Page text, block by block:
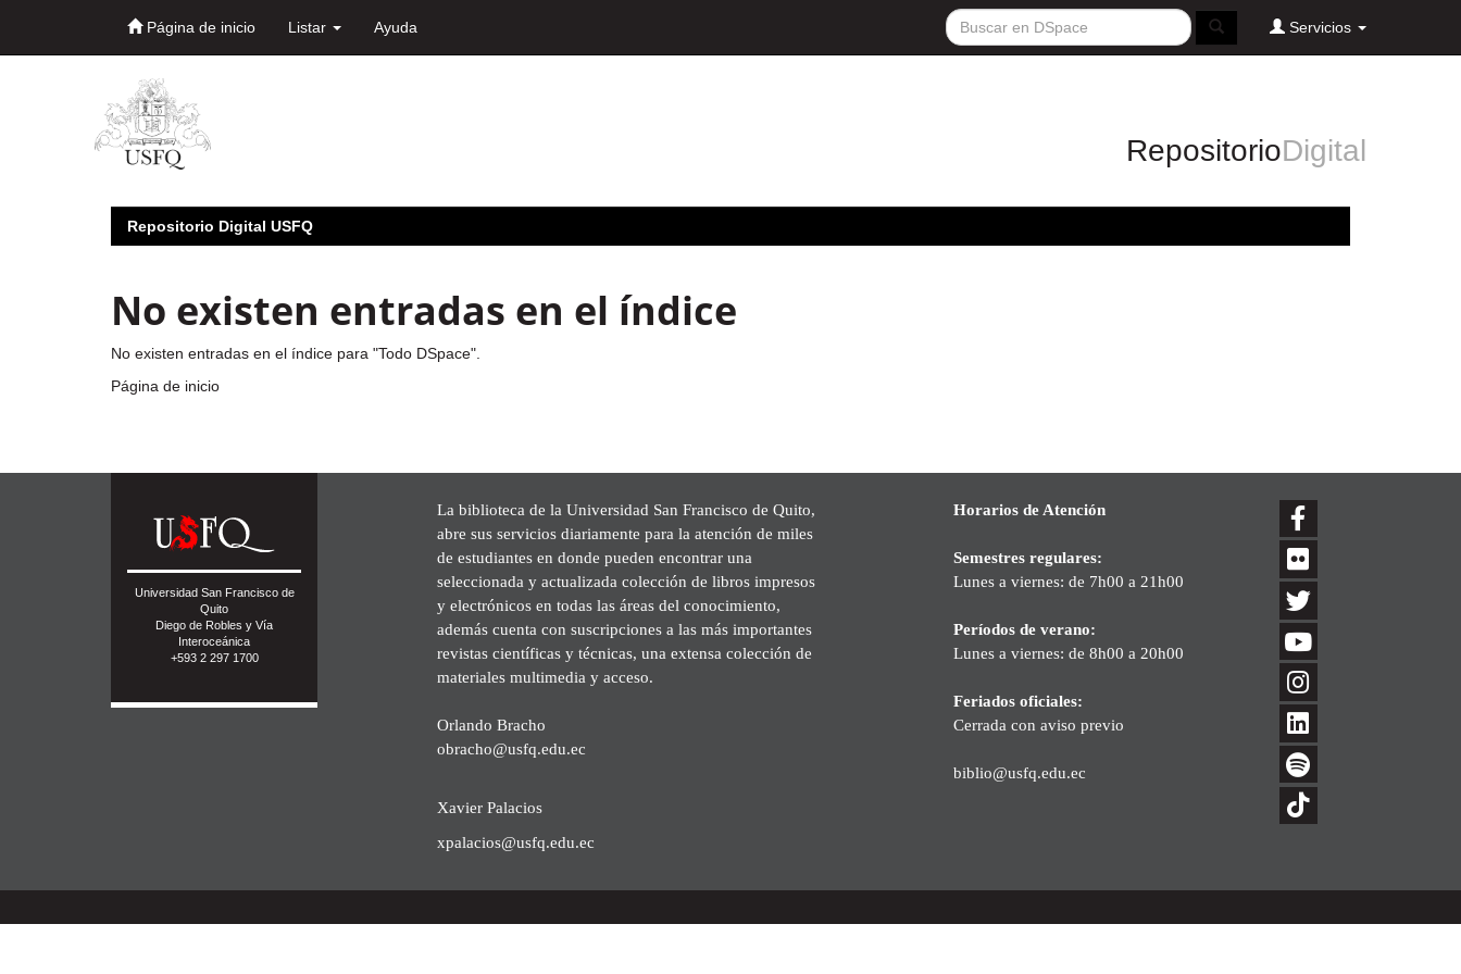
Página de inicio Listar Ayuda Servicios
RepositorioDigital
Repositorio Digital USFQ
No existen entradas en el índice
No existen entradas en el índice para "Todo DSpace".
Página de inicio
Universidad San Francisco de
Quito
Diego de Robles y Vía
Interoceánica
+593 2 297 1700
La biblioteca de la Universidad San Francisco de Quito,
abre sus servicios diariamente para la atención de miles
de estudiantes en donde pueden encontrar una
seleccionada y actualizada colección de libros impresos
y electrónicos en todas las áreas del conocimiento,
además cuenta con suscripciones a las más importantes
revistas científicas y técnicas, una extensa colección de
materiales multimedia y acceso.
Orlando Bracho
obracho@usfq.edu.ec
Xavier Palacios
xpalacios@usfq.edu.ec
Horarios de Atención
Semestres regulares:
Lunes a viernes: de 7h00 a 21h00
Períodos de verano:
Lunes a viernes: de 8h00 a 20h00
Feriados oficiales:
Cerrada con aviso previo
biblio@usfq.edu.ec